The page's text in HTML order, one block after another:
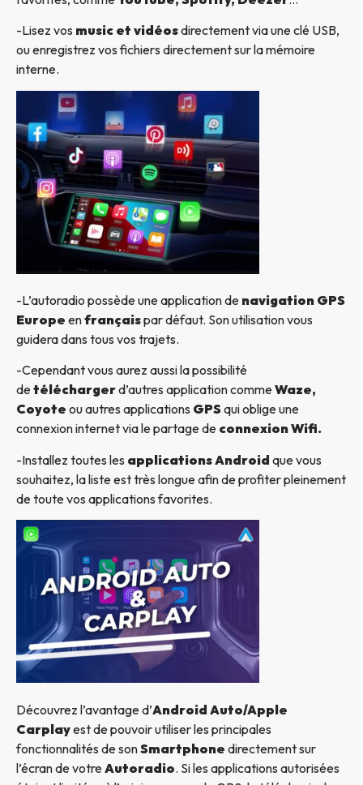
-Lisez vos music et vidéosdirectement via une clé USB,
ou enregistrez vos fichiers directement sur la mémoire
interne.
-L’autoradio possède une application de navigation GPS
Europe enfrançaispar défaut. Son utilisation vous
guidera dans tous vos trajets.
-Cependant vous aurez aussi la possibilité
detéléchargerd’autres application commeWaze,
Coyote ou autres applications GPSqui oblige une
connexion internet via le partage de connexion Wifi.
-Installez toutes les applications Android que vous
souhaitez, la liste est très longue afin de profiter pleinement
de toute vos applications favorites.
Découvrez l’avantage d’Android Auto/Apple
Carplayest de pouvoir utiliser les principales
fonctionnalités de sonSmartphone directement sur
l’écran de votreAutoradio. Si les applications autorisées